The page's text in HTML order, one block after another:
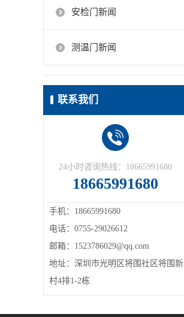
安检门新闻
测温门新闻
联系我们
24小时咨询热线：18665991680
18665991680
手机：18665991680
电话：0755-29026612
邮箱：1523786029@qq.com
地址：深圳市光明区将围社区将围新
村4排1-2栋